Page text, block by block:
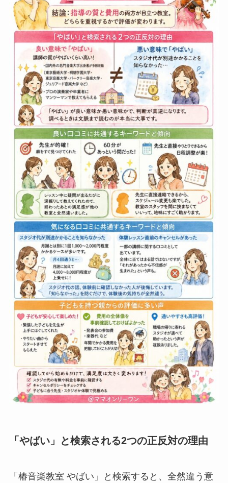
「やばい」と検索される2つの正反対の理由
「椿音楽教室 やばい」と検索すると、全然違う意